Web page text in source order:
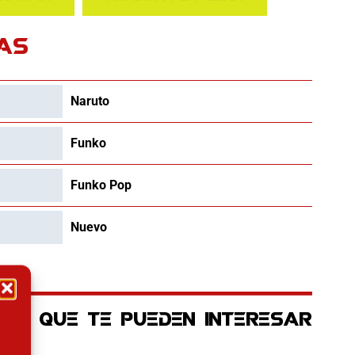
Naruto
Funko
Funko Pop
Nuevo
QUE TE PUEDEN INTERESAR
es: 22.42€.